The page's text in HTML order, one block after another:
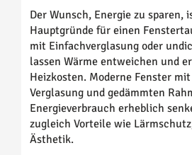
Der Wunsch, Energie zu sparen,
Hauptgründe für einen
mit Einfachverglasung oder
lassen Wärme entweichen und
Heizkosten. Moderne Fenster
Verglasung und gedämmten
Energieverbrauch erheblich
zugleich Vorteile wie
Ästhetik.